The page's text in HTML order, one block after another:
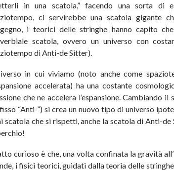
in una scatola,” facendo una sorta di
ci servirebbe una scatola gigante
i teorici delle stringhe hanno capito
scatola, ovvero un universo con
di Anti-de Sitter).
in cui viviamo (noto anche come
accelerata) ha una costante
che ne accelera l’espansione. Cambiando
“Anti-”) si crea un nuovo tipo di universo
scatola che si rispetti, anche la scatola di Anti-
curioso è che, una volta confinata la gravità
i fisici teorici, guidati dalla teoria delle